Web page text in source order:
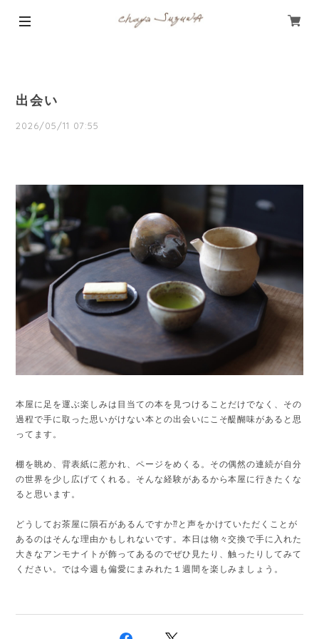
出会い
2026/05/11 07:55
本屋に足を運ぶ楽しみは目当ての本を見つけることだけでなく、その
過程で手に取った思いがけない本との出会いにこそ醍醐味があると思
ってます。
棚を眺め、背表紙に惹かれ、ページをめくる。その偶然の連続が自分
の世界を少し広げてくれる。そんな経験があるから本屋に行きたくな
ると思います。
どうしてお茶屋に隕石があるんですか⁇と声をかけていただくことが
あるのはそんな理由かもしれないです。本日は物々交換で手に入れた
大きなアンモナイトが飾ってあるのでぜひ見たり、触ったりしてみて
ください。では今週も偏愛にまみれた１週間を楽しみましょう。